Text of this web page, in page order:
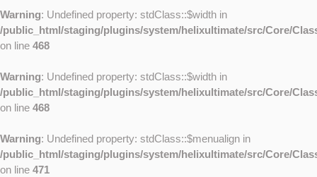
Warning: Undefined property: stdClass::$width in
/public_html/staging/plugins/system/helixultimate/src/Core/
on line 468
Warning: Undefined property: stdClass::$width in
/public_html/staging/plugins/system/helixultimate/src/Core/
on line 468
Warning: Undefined property: stdClass::$menualign in
/public_html/staging/plugins/system/helixultimate/src/Core/
on line 471